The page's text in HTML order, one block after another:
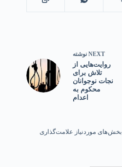
NEXT نوشته
روایت‌هایی از
تلاش‌ برای
نجات نوجوانان‌
محکوم‌ به‌
اعدام
بخش‌های موردنیاز علامت‌گذاری